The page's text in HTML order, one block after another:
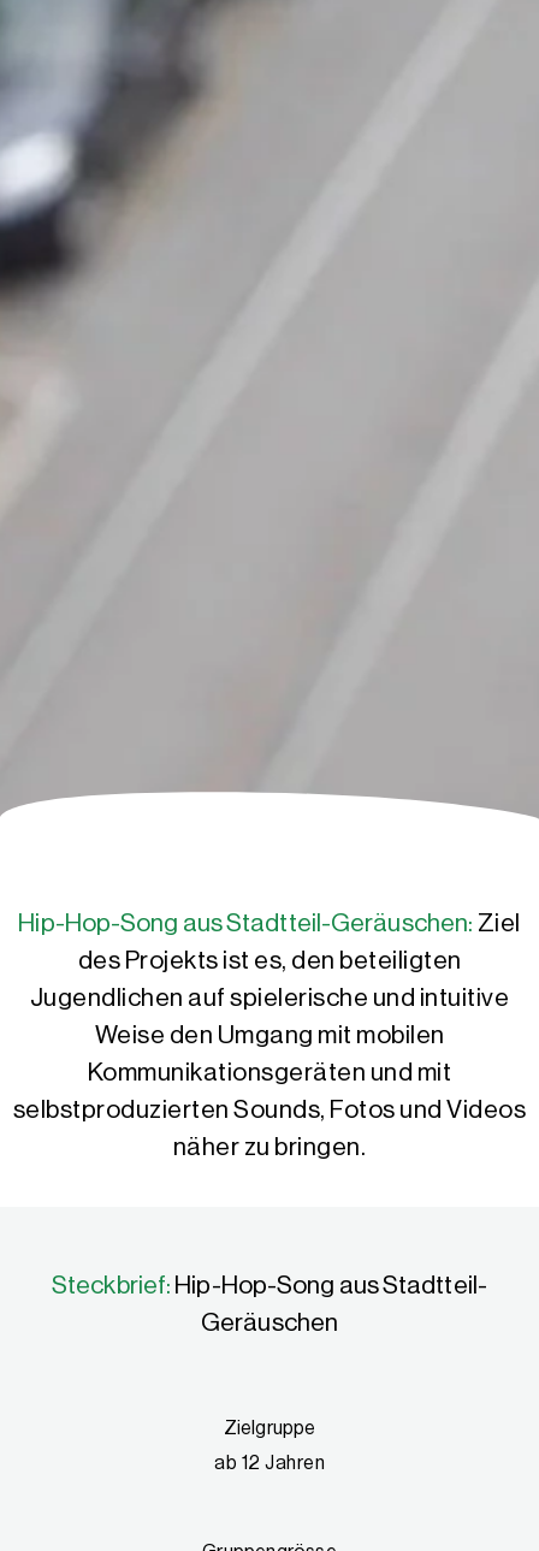
Hip-Hop-Song aus Stadtteil-Geräuschen: Ziel
des Projekts ist es, den beteiligten
Jugendlichen auf spielerische und intuitive
Weise den Umgang mit mobilen
Kommunikationsgeräten und mit
selbstproduzierten Sounds, Fotos und Videos
näher zu bringen.
Steckbrief: Hip-Hop-Song aus Stadtteil-
Geräuschen
Zielgruppe
ab 12 Jahren